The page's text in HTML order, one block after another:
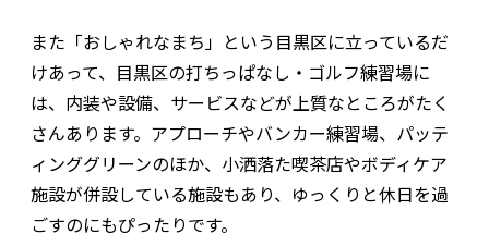
また「おしゃれなまち」という目黒区に立っているだ
けあって、目黒区の打ちっぱなし・ゴルフ練習場に
は、内装や設備、サービスなどが上質なところがたく
さんあります。アプローチやバンカー練習場、パッテ
ィンググリーンのほか、小洒落た喫茶店やボディケア
施設が併設している施設もあり、ゆっくりと休日を過
ごすのにもぴったりです。